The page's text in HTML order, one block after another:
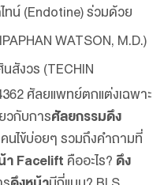
ทน์ (Endotine) ร่วมด้วย
WATSON, M.D.)
สังวร (TECHIN
ศัลยแพทย์ตกแต่งเฉพาะ
วกับการศัลยกรรมดึง
ไข้บ่อยๆ รวมถึงคำถามที่
า Facelift คืออะไร? ดึง